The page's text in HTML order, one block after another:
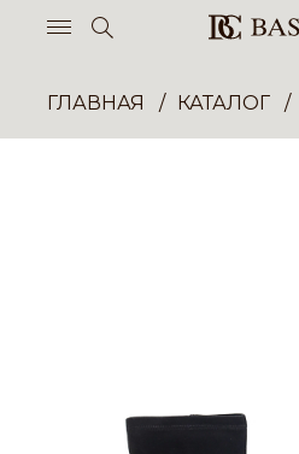
ГЛАВНАЯ КАТАЛОГ